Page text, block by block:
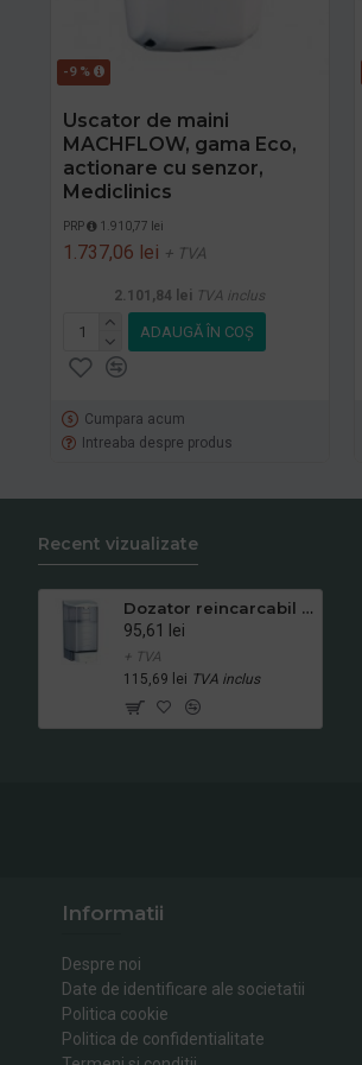
-9 %
Uscator de maini
MACHFLOW, gama Eco,
actionare cu senzor,
Mediclinics
PRP 1.910,77 lei
1.737,06 lei + TVA
2.101,84 lei TVA inclus
ADAUGĂ ÎN COŞ
Cumpara acum
Intreaba despre produs
Recent vizualizate
Dozator reincarcabil de sapun lichid sau dezinfectant, Mediclinics, 1L
95,61 lei
+ TVA
115,69 lei TVA inclus
Informatii
Despre noi
Date de identificare ale societatii
Politica cookie
Politica de confidentialitate